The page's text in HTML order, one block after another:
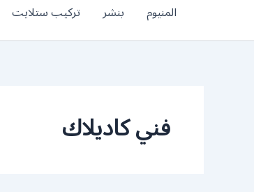
المنيوم بنشر تركيب ستلايت
فني كاديلاك